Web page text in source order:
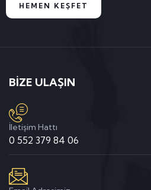
HEMEN KEŞFET
BİZE ULAŞIN
İletişim Hattı
0 552 379 84 06